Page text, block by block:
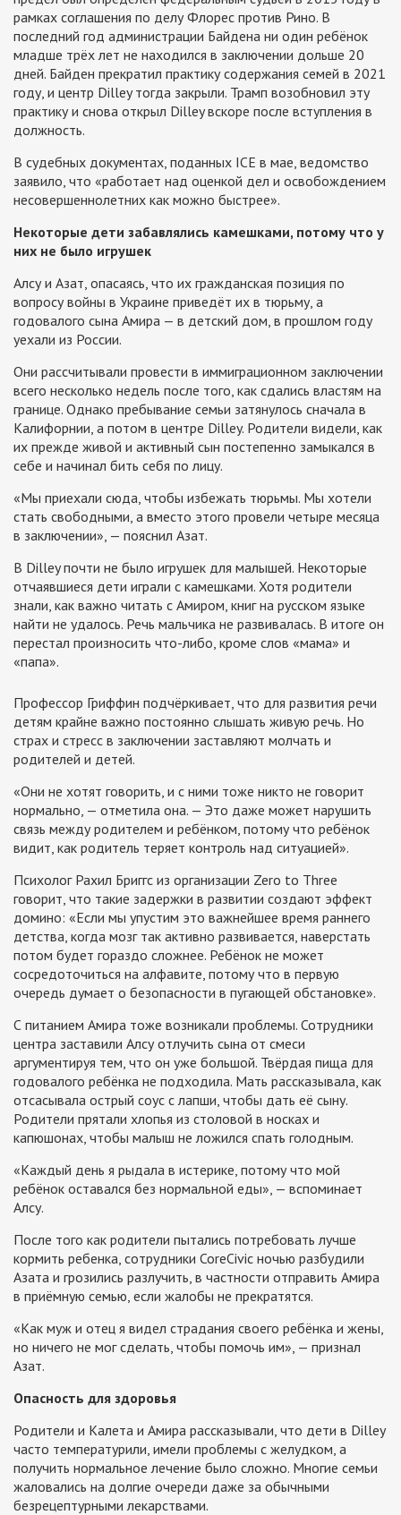
рамках соглашения по делу Флорес против Рино. В
последний год администрации Байдена ни один ребёнок
младше трёх лет не находился в заключении дольше 20
дней. Байден прекратил практику содержания семей в 2021
году, и центр Dilley тогда закрыли. Трамп возобновил эту
практику и снова открыл Dilley вскоре после вступления в
должность.
В судебных документах, поданных ICE в мае, ведомство
заявило, что «работает над оценкой дел и освобождением
несовершеннолетних как можно быстрее».
Некоторые дети забавлялись камешками, потому что у
них не было игрушек
Алсу и Азат, опасаясь, что их гражданская позиция по
вопросу войны в Украине приведёт их в тюрьму, а
годовалого сына Амира — в детский дом, в прошлом году
уехали из России.
Они рассчитывали провести в иммиграционном заключении
всего несколько недель после того, как сдались властям на
границе. Однако пребывание семьи затянулось сначала в
Калифорнии, а потом в центре Dilley. Родители видели, как
их прежде живой и активный сын постепенно замыкался в
себе и начинал бить себя по лицу.
«Мы приехали сюда, чтобы избежать тюрьмы. Мы хотели
стать свободными, а вместо этого провели четыре месяца
в заключении», — пояснил Азат.
В Dilley почти не было игрушек для малышей. Некоторые
отчаявшиеся дети играли с камешками. Хотя родители
знали, как важно читать с Амиром, книг на русском языке
найти не удалось. Речь мальчика не развивалась. В итоге он
перестал произносить что-либо, кроме слов «мама» и
«папа».
Профессор Гриффин подчёркивает, что для развития речи
детям крайне важно постоянно слышать живую речь. Но
страх и стресс в заключении заставляют молчать и
родителей и детей.
«Они не хотят говорить, и с ними тоже никто не говорит
нормально, — отметила она. — Это даже может нарушить
связь между родителем и ребёнком, потому что ребёнок
видит, как родитель теряет контроль над ситуацией».
Психолог Рахил Бриггс из организации Zero to Three
говорит, что такие задержки в развитии создают эффект
домино: «Если мы упустим это важнейшее время раннего
детства, когда мозг так активно развивается, наверстать
потом будет гораздо сложнее. Ребёнок не может
сосредоточиться на алфавите, потому что в первую
очередь думает о безопасности в пугающей обстановке».
С питанием Амира тоже возникали проблемы. Сотрудники
центра заставили Алсу отлучить сына от смеси
аргументируя тем, что он уже большой. Твёрдая пища для
годовалого ребёнка не подходила. Мать рассказывала, как
отсасывала острый соус с лапши, чтобы дать её сыну.
Родители прятали хлопья из столовой в носках и
капюшонах, чтобы малыш не ложился спать голодным.
«Каждый день я рыдала в истерике, потому что мой
ребёнок оставался без нормальной еды», — вспоминает
Алсу.
После того как родители пытались потребовать лучше
кормить ребенка, сотрудники CoreCivic ночью разбудили
Азата и грозились разлучить, в частности отправить Амира
в приёмную семью, если жалобы не прекратятся.
«Как муж и отец я видел страдания своего ребёнка и жены,
но ничего не мог сделать, чтобы помочь им», — признал
Азат.
Опасность для здоровья
Родители и Калета и Амира рассказывали, что дети в Dilley
часто температурили, имели проблемы с желудком, а
получить нормальное лечение было сложно. Многие семьи
жаловались на долгие очереди даже за обычными
безрецептурными лекарствами.